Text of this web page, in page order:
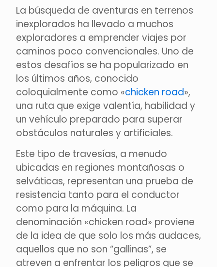
La búsqueda de aventuras en terrenos
inexplorados ha llevado a muchos
exploradores a emprender viajes por
caminos poco convencionales. Uno de
estos desafíos se ha popularizado en
los últimos años, conocido
coloquialmente como «chicken road»,
una ruta que exige valentía, habilidad y
un vehículo preparado para superar
obstáculos naturales y artificiales.
Este tipo de travesías, a menudo
ubicadas en regiones montañosas o
selváticas, representan una prueba de
resistencia tanto para el conductor
como para la máquina. La
denominación «chicken road» proviene
de la idea de que solo los más audaces,
aquellos que no son “gallinas”, se
atreven a enfrentar los peligros que se